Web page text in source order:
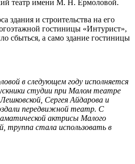
театр имени М. Н. Ермоловой.
здания и строительства на его
гостиницы «Интурист»,
сбыться, а само здание гостиницы
в следующем году исполняется
студии при Малом театре
Сергея Айдарова и
передвижной театр. С
актрисы Малого
труппа стала использовать в